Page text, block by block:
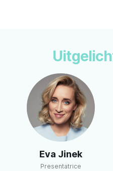
Eva Jinek
Presentatrice